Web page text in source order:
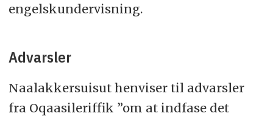
engelskundervisning.
Advarsler
Naalakkersuisut henviser til advarsler
fra Oqaasileriffik ”om at indfase det